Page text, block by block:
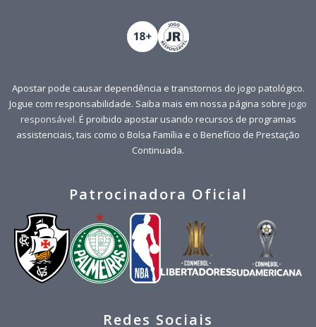
Apostar pode causar dependência e transtornos do jogo patológico.
Jogue com responsabilidade. Saiba mais em nossa página sobre jogo
responsável. É proibido apostar usando recursos de programas
assistenciais, tais como o Bolsa Família e o Benefício de Prestação
Continuada.
Patrocinadora Oficial
Redes Sociais